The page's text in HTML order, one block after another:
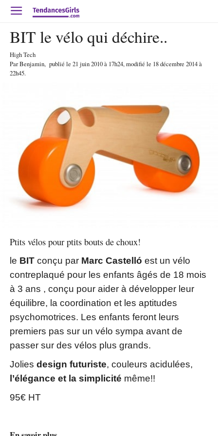
BIT le vélo qui déchire..
High Tech
ParBenjamin, publié le 21 juin 2010à 17h24, modifié le 18 décembre 2014 à
22h45.
Ptits vélos pour ptits bouts de choux!
le BIT conçu par Marc Castelló est un vélo
contreplaqué pour les enfants âgés de 18 mois
à 3 ans , conçu pour aider à développer leur
équilibre, la coordination et les aptitudes
psychomotrices. Les enfants feront leurs
premiers pas sur un vélo sympa avant de
passer sur des vélos plus grands.
Jolies design futuriste, couleurs acidulées,
l’élégance et la simplicité même!!
95€ HT